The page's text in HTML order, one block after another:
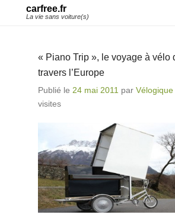
carfree.fr
La vie sans voiture(s)
« Piano Trip », le voyage à vélo
travers l’Europe
Publié le 24 mai 2011 par Vélogique
visites